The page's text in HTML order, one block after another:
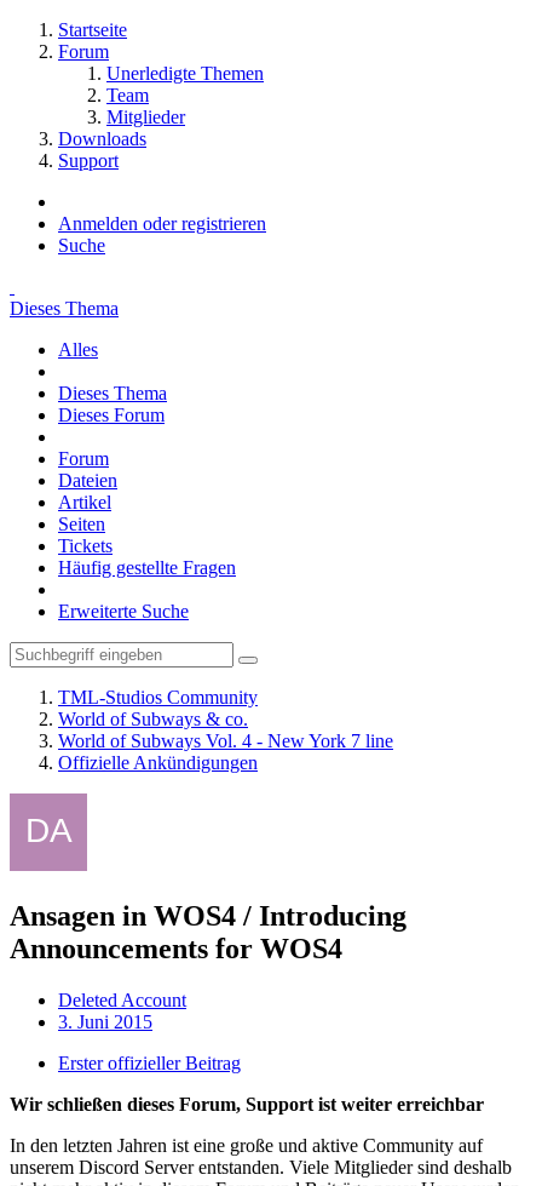
Startseite
Forum
Unerledigte Themen
Team
Mitglieder
Downloads
Support
Anmelden oder registrieren
Suche
Dieses Thema
Alles
Dieses Thema
Dieses Forum
Forum
Dateien
Artikel
Seiten
Tickets
Häufig gestellte Fragen
Erweiterte Suche
TML-Studios Community
World of Subways & co.
World of Subways Vol. 4 - New York 7 line
Offizielle Ankündigungen
Ansagen in WOS4 / Introducing
Announcements for WOS4
Deleted Account
3. Juni 2015
Erster offizieller Beitrag
Wir schließen dieses Forum, Support ist weiter erreichbar
In den letzten Jahren ist eine große und aktive Community auf
unserem Discord Server entstanden. Viele Mitglieder sind deshalb